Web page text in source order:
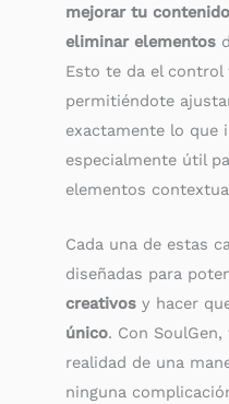
mejorar tu contenido
eliminar elementos
Esto te da el
permitiéndote
exactamente lo que
especialmente útil
elementos
Cada una de estas
diseñadas para
creativos y hacer
único. Con
realidad de una
ninguna